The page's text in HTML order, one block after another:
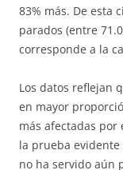
83% más. De esta
parados (entre
corresponde a la
Los datos reflejan
en mayor
más afectadas por
la prueba
no ha servido aún